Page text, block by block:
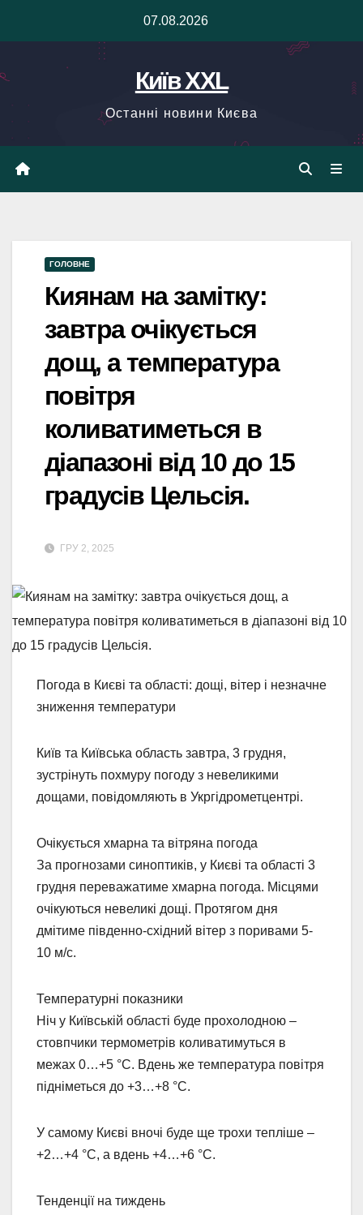
07.08.2026
Київ XXL
Останні новини Києва
ГОЛОВНЕ
Киянам на замітку:
завтра очікується
дощ, а температура
повітря
коливатиметься в
діапазоні від 10 до 15
градусів Цельсія.
ГРУ 2, 2025
Погода в Києві та області: дощі, вітер і незначне
зниження температури
Київ та Київська область завтра, 3 грудня,
зустрінуть похмуру погоду з невеликими
дощами, повідомляють в Укргідрометцентрі.
Очікується хмарна та вітряна погода
За прогнозами синоптиків, у Києві та області 3
грудня переважатиме хмарна погода. Місцями
очікуються невеликі дощі. Протягом дня
дмітиме південно-східний вітер з поривами 5-
10 м/с.
Температурні показники
Ніч у Київській області буде прохолодною –
стовпчики термометрів коливатимуться в
межах 0…+5 °C. Вдень же температура повітря
підніметься до +3…+8 °C.
У самому Києві вночі буде ще трохи тепліше –
+2…+4 °C, а вдень +4…+6 °C.
Тенденції на тиждень